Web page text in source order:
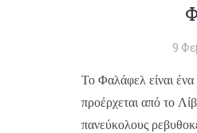
9
Το Φαλάφελ είναι
προέρχεται από το
πανεύκολους